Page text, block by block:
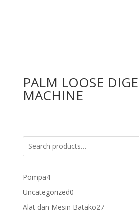
PALM LOOSE
MACHINE
Pompa44
products
Uncategorized00
products
Alat dan Mesin Batako2727